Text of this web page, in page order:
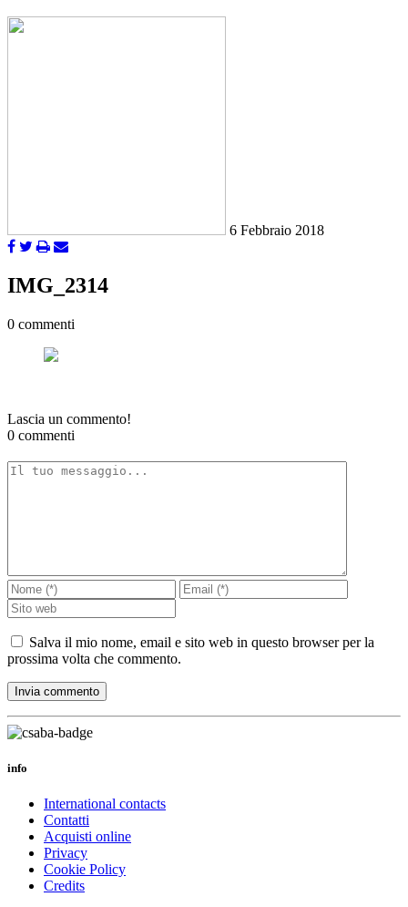
6 Febbraio 2018
IMG_2314
0 commenti
Lascia un commento!
0 commenti
Salva il mio nome, email e sito web in questo browser per la
prossima volta che commento.
info
International contacts
Contatti
Acquisti online
Privacy
Cookie Policy
Credits